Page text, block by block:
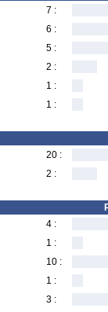
7 :
6 :
5 :
2 :
1 :
1 :
20 :
2 :
4 :
1 :
10 :
1 :
3 :